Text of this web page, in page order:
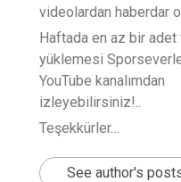
videolardan haberdar
Haftada en az bir adet
yüklemesi
YouTube kanalımdan
izleyebilirsiniz!..
Teşekkürler…
See author's